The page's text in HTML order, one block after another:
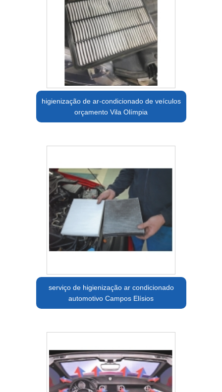
higienização de ar-condicionado de veículos
orçamento Vila Olímpia
serviço de higienização ar condicionado
automotivo Campos Elísios